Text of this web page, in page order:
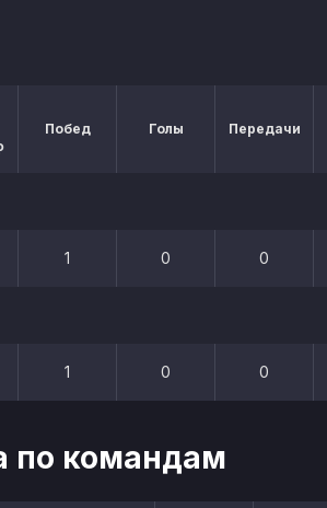
Побед Голы Передачи
1 0 0
1 0 0
по командам